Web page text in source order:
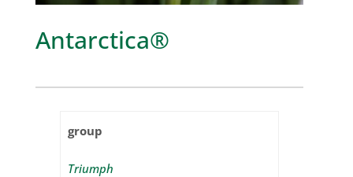
Antarctica®
group
Triumph